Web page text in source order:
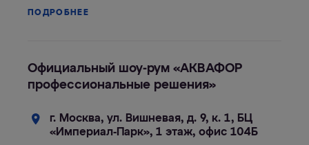
ПОДРОБНЕЕ
Официальный шоу-рум «АКВАФОР
профессиональные решения»
г. Москва, ул. Вишневая, д. 9, к. 1, БЦ
«Империал-Парк», 1 этаж, офис 104Б